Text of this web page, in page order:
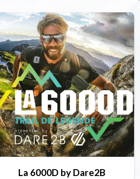
La 6000D by Dare2B